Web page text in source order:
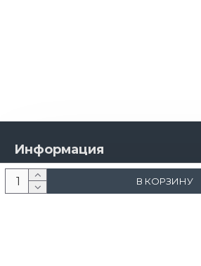
В КОРЗИНУ
Информация
О компании
Новости и акции